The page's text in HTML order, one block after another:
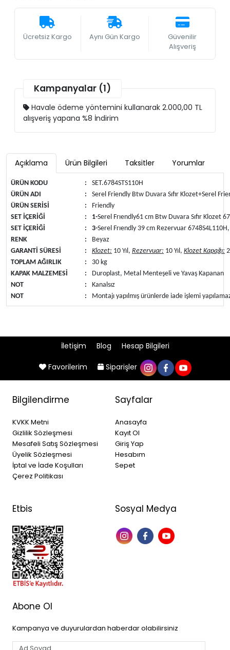
Ücretsiz Kargo Aynı Gün Kargo
Güvenilir
Alışveriş
Kampanyalar (1)
Havale ödeme yöntemini kullanarak 2.000,00 TL
alışveriş yapana %8 İndirim
Açıklama Ürün Bilgileri Taksitler Yorumlar
ÜRÜN KODU :
SET.6784STS110H
ÜRÜN ADI
:
Serel Friendly Btw Duvara Sıfır Klozet+Serel
ÜRÜN SERİSİ
:
Friendly
SET İÇERİĞİ
: 1-Serel Frıendly61 cm Btw Duvara Sıfır Klozet
SET İÇERİĞİ
: 3-Serel Frıendly 39 cm Rezervuar
RENK
:
Beyaz
GARANTİ SÜRESİ
: Klozet: 10 Yıl, Rezervuar: 10 Yıl, Klozet Kapağı:
TOPLAM AĞIRLIK
:
30 kg
KAPAK MALZEMESİ
:
Duroplast, Metal Menteşeli ve Yavaş Kapanan
NOT
:
Kanalsız
NOT
: Montajı yapılmış ürünlerde iade işlemi
İletişim Blog Hesap Bilgileri
Favorilerim Siparişler
Bilgilendirme
KVKK Metni
Gizlilik Sözleşmesi
Mesafeli Satış Sözleşmesi
Üyelik Sözleşmesi
İptal ve İade Koşulları
Çerez Politikası
Sayfalar
Anasayfa
Kayıt Ol
Giriş Yap
Hesabım
Sepet
Etbis Sosyal Medya
Abone Ol
Kampanya ve duyurulardan haberdar olabilirsiniz